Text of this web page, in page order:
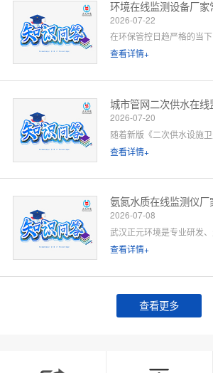
2026-07-22
查看详情+
2026-07-20
查看详情+
2026-07-08
查看详情+
查看更多